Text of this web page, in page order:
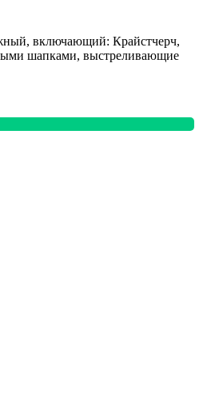
включающий: Крайстчерч,
шапками, выстреливающие